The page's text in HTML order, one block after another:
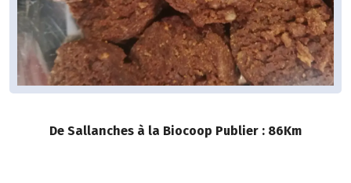
De Sallanches à la Biocoop Publier : 86Km